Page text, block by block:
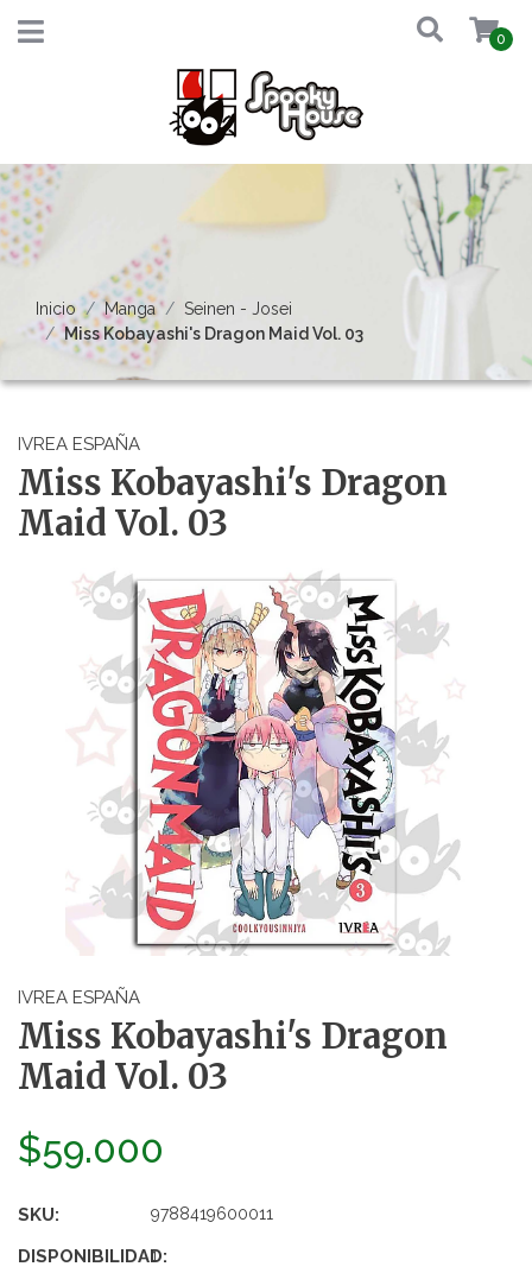
0
Inicio Manga
Seinen - Josei
Miss Kobayashi's Dragon Maid Vol. 03
IVREA ESPAÑA
Miss Kobayashi's Dragon
Maid Vol. 03
IVREA ESPAÑA
Miss Kobayashi's Dragon
Maid Vol. 03
$59.000
SKU: 9788419600011
DISPONIBILIDAD:
1